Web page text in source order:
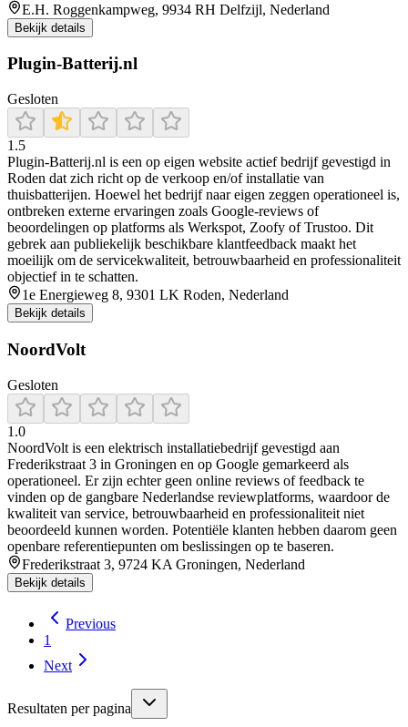
E.H. Roggenkampweg, 9934 RH Delfzijl, Nederland
Bekijk details
Plugin-Batterij.nl
Gesloten
1.5
Plugin‑Batterij.nl is een op eigen website actief bedrijf gevestigd in
Roden dat zich richt op de verkoop en/of installatie van
thuisbatterijen. Hoewel het bedrijf naar eigen zeggen operationeel is,
ontbreken externe ervaringen zoals Google‑reviews of
beoordelingen op platforms als Werkspot, Zoofy of Trustoo. Dit
gebrek aan publiekelijk beschikbare klantfeedback maakt het
moeilijk om de servicekwaliteit, betrouwbaarheid en professionaliteit
objectief in te schatten.
1e Energieweg 8, 9301 LK Roden, Nederland
Bekijk details
NoordVolt
Gesloten
1.0
NoordVolt is een elektrisch installatiebedrijf gevestigd aan
Frederikstraat 3 in Groningen en op Google gemarkeerd als
operationeel. Er zijn echter geen online reviews of feedback te
vinden op de gangbare Nederlandse reviewplatforms, waardoor de
kwaliteit van service, betrouwbaarheid en professionaliteit niet
beoordeeld kunnen worden. Potentiële klanten hebben daarom geen
openbare referentiepunten om beslissingen op te baseren.
Frederikstraat 3, 9724 KA Groningen, Nederland
Bekijk details
Previous
1
Next
Resultaten per pagina